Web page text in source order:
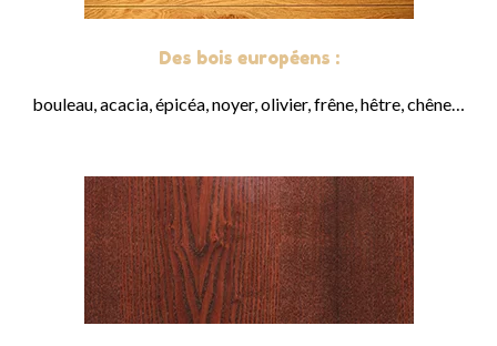
Des bois européens :
bouleau, acacia, épicéa, noyer, olivier, frêne, hêtre, chêne…